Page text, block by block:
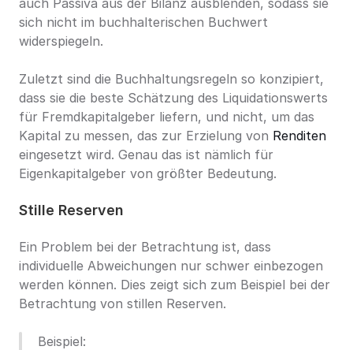
auch Passiva aus der Bilanz ausblenden, sodass sie
sich nicht im buchhalterischen Buchwert
widerspiegeln.
Zuletzt sind die Buchhaltungsregeln so konzipiert,
dass sie die beste Schätzung des Liquidationswerts
für Fremdkapitalgeber liefern, und nicht, um das
Kapital zu messen, das zur Erzielung von Renditen
eingesetzt wird. Genau das ist nämlich für
Eigenkapitalgeber von größter Bedeutung.
Stille Reserven
Ein Problem bei der Betrachtung ist, dass
individuelle Abweichungen nur schwer einbezogen
werden können. Dies zeigt sich zum Beispiel bei der
Betrachtung von stillen Reserven.
Beispiel: